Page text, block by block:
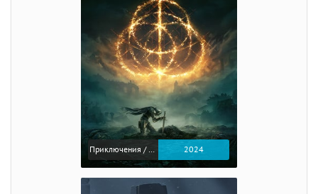
Приключения / Экшен / Ролевые 2024